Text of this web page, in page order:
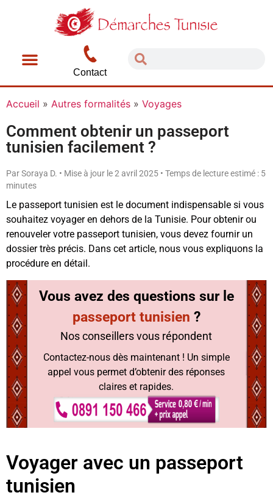
Contact
Accueil » Autres formalités » Voyages
Comment obtenir un passeport
tunisien facilement ?
Par Soraya D. • Mise à jour le 2 avril 2025 • Temps de lecture estimé : 5
minutes
Le passeport tunisien est le document indispensable si vous
souhaitez voyager en dehors de la Tunisie. Pour obtenir ou
renouveler votre passeport tunisien, vous devez fournir un
dossier très précis. Dans cet article, nous vous expliquons la
procédure en détail.
Vous avez des questions sur le
passeport tunisien ?
Nos conseillers vous répondent
Contactez-nous dès maintenant ! Un simple
appel vous permet d’obtenir des réponses
claires et rapides.
Voyager avec un passeport
tunisien